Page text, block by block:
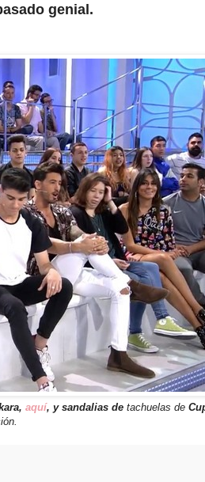
genial.
aquí, y sandalias de tachuelas de